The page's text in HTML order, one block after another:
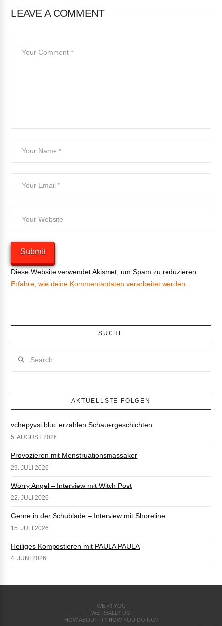
LEAVE A COMMENT
Diese Website verwendet Akismet, um Spam zu reduzieren.
Erfahre, wie deine Kommentardaten verarbeitet werden.
SUCHE
AKTUELLSTE FOLGEN
vchepyvsi blud erzählen Schauergeschichten
5. AUGUST 2026
Provozieren mit Menstruationsmassaker
29. JULI 2026
Worry Angel – Interview mit Witch Post
22. JULI 2026
Gerne in der Schublade – Interview mit Shoreline
15. JULI 2026
Heiliges Kompostieren mit PAULA PAULA
4. JUNI 2026
WE <3 YOU
WE REALLY DO
HOW ABOUT IT? HOW YOU DOING?